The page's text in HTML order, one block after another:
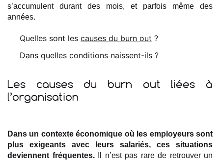
s’accumulent durant des mois, et parfois même des
années.
Quelles sont les causes du burn out ?
Dans quelles conditions naissent-ils ?
Les causes du burn out liées à
l’organisation
Dans un contexte économique où les employeurs sont
plus exigeants avec leurs salariés, ces situations
deviennent fréquentes.Il n’est pas rare de retrouver un